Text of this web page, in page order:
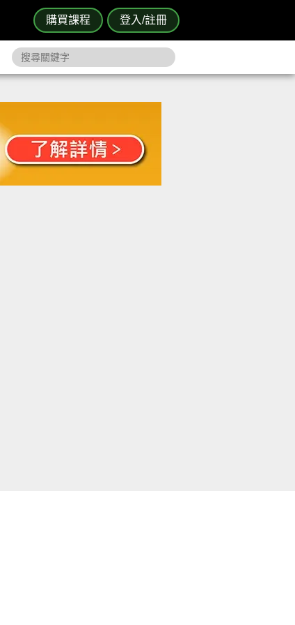
購買課程 登入/註冊